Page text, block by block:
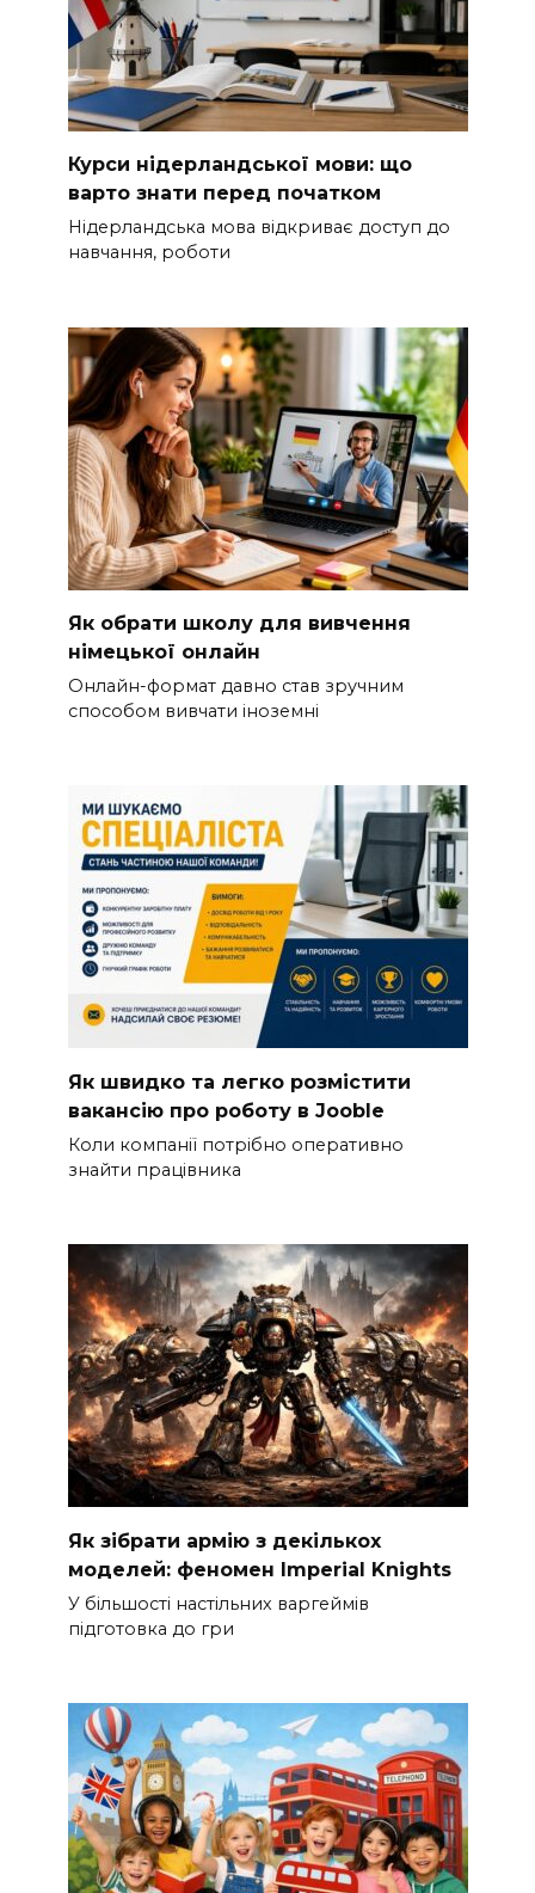
Курси нідерландської мови: що
варто знати перед початком
Нідерландська мова відкриває доступ до
навчання, роботи
Як обрати школу для вивчення
німецької онлайн
Онлайн-формат давно став зручним
способом вивчати іноземні
Як швидко та легко розмістити
вакансію про роботу в Jooble
Коли компанії потрібно оперативно
знайти працівника
Як зібрати армію з декількох
моделей: феномен Imperial Knights
У більшості настільних варгеймів
підготовка до гри